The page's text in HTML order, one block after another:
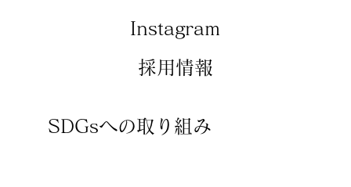
​Instagram
SDGsへの取り組み
​採用情報